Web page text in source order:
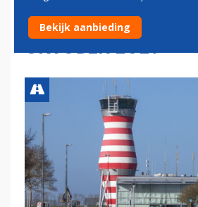
LELYSTAD AIRPORT
OKTOBER 2027
Bekijk aanbieding